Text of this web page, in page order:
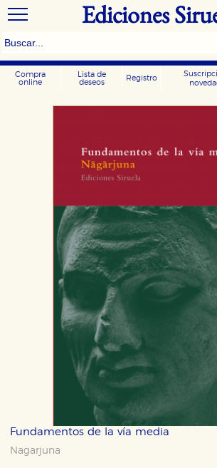
Ediciones
Compra
online
Lista de
deseos
Registro
Fundamentos de la vía media
Nagarjuna